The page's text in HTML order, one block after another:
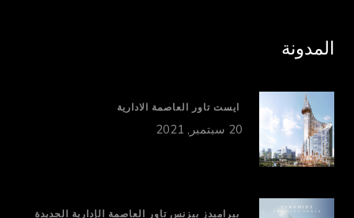
المدونة
ايست تاور العاصمة الادارية
20 سبتمبر, 2021
بيراميدز بيزنس تاور العاصمة الإدارية الجديدة